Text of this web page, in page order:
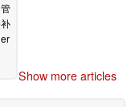
Show more articles